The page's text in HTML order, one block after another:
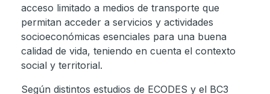
acceso limitado a medios de transporte que
permitan acceder a servicios y actividades
socioeconómicas esenciales para una buena
calidad de vida, teniendo en cuenta el contexto
social y territorial.
Según distintos estudios de ECODES y el BC3